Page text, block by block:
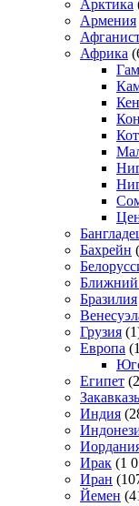
Арктика
Армения
Африка
Бахрейн
Ближний
Бразилия
Грузия
Европа
Египет
Индия
Ирак (1
Иран
Йемен